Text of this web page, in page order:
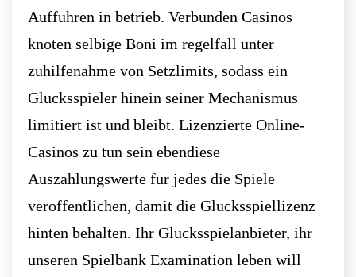
Auffuhren in betrieb. Verbunden Casinos
knoten selbige Boni im regelfall unter
zuhilfenahme von Setzlimits, sodass ein
Glucksspieler hinein seiner Mechanismus
limitiert ist und bleibt. Lizenzierte Online-
Casinos zu tun sein ebendiese
Auszahlungswerte fur jedes die Spiele
veroffentlichen, damit die Glucksspiellizenz
hinten behalten. Ihr Glucksspielanbieter, ihr
unseren Spielbank Examination leben will